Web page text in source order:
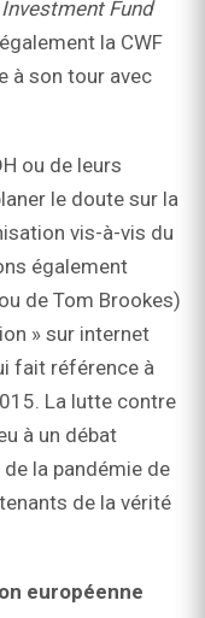
Investment Fund
la CWF
à son tour avec
ou de leurs
le doute sur la
vis-à-vis du
également
de Tom Brookes)
» sur internet
fait référence à
La lutte contre
à un débat
la pandémie de
de la vérité
européenne